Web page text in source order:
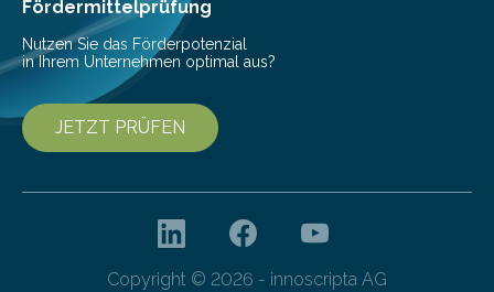
Forschungsprogramm „Datenrekonstruktion…
Fördermittelprüfung
Nutzen Sie das Förderpotenzial
in Ihrem Unternehmen optimal aus?
JETZT PRÜFEN
Copyright © 2026 - innoscripta AG